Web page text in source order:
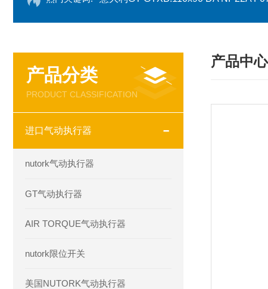
产品分类
PRODUCT CLASSIFICATION
进口气动执行器
nutork气动执行器
GT气动执行器
AIR TORQUE气动执行器
nutork限位开关
美国NUTORK气动执行器
产品中心